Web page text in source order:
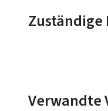
Verwandte